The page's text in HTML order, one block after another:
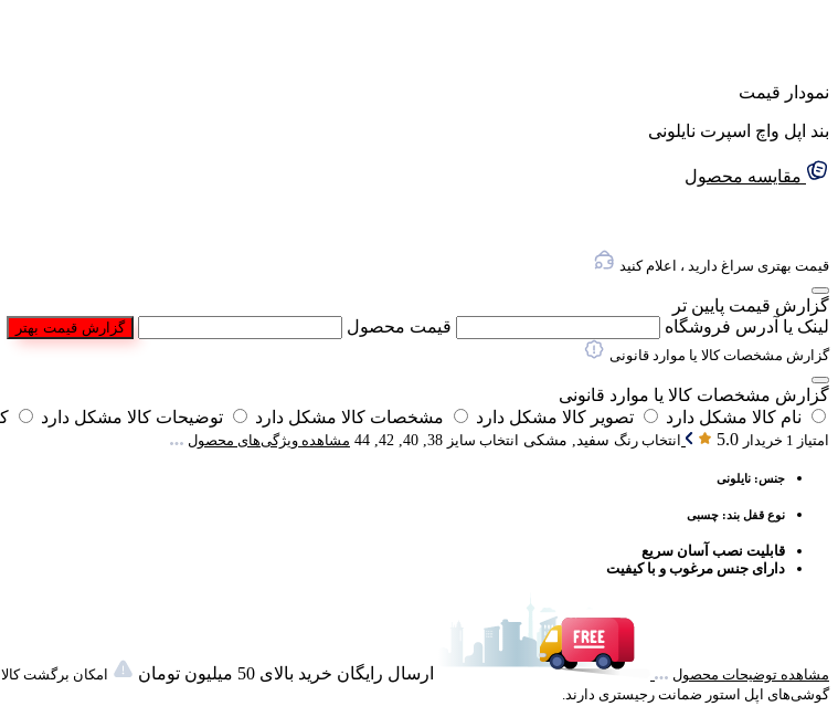
نمودار قیمت
بند اپل واچ اسپرت نایلونی
مقایسه محصول
قیمت بهتری سراغ دارید ، اعلام کنید
گزارش قیمت پایین تر
لینک یا آدرس فروشگاه
قیمت محصول
گزارش قیمت بهتر
گزارش مشخصات کالا یا موارد قانونی
گزارش مشخصات کالا یا موارد قانونی
نام کالا مشکل دارد
تصویر کالا مشکل دارد مشخصات کالا مشکل دارد توضیحات کالا مشکل دارد
امتیاز 1 خریدار
5.0 انتخاب رنگ سفید, مشکی انتخاب سایز 38, 40, 42, 44 مشاهده ویژگی‌های محصول
جنس: نایلونی
نوع قفل بند: چسبی
قابلیت نصب آسان سریع
دارای جنس مرغوب و با کیفیت
مشاهده توضیحات محصول ارسال رایگان خرید بالای 50 میلیون تومان
امکان برگشت
گوشی‌های اپل استور ضمانت رجیستری دارند.